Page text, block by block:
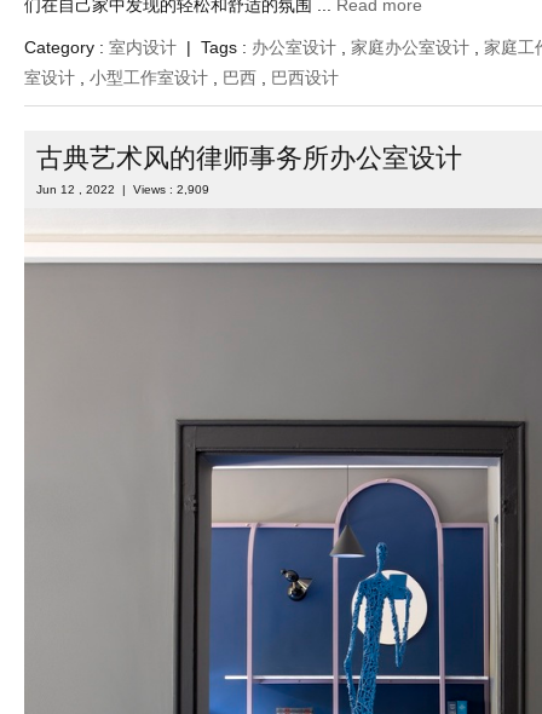
们在自己家中发现的轻松和舒适的氛围 ... Read more
Category : 室内设计 | Tags : 办公室设计 家庭办公室设计
家庭工
室设计
小型工作室设计 巴西 巴西设计
古典艺术风的律师事务所办公室设计
Jun 12 , 2022 | Views : 2,909